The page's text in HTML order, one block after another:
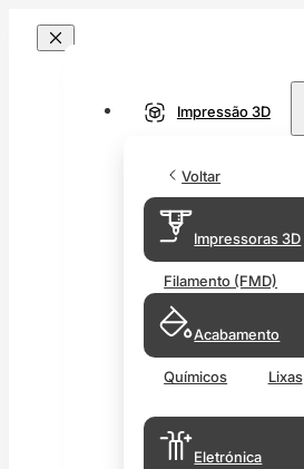
Impressão 3D
Voltar
Impressoras 3D
Filamento (FMD)
Acabamento
Químicos Lixas
Eletrónica